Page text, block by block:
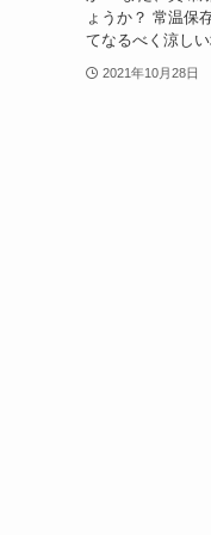
ょうか？ 常温保
てなるべく涼し
2021年10月28日